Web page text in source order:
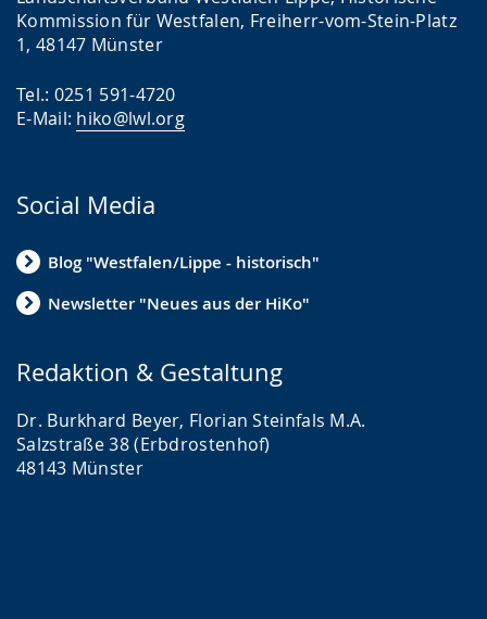
Kommission für Westfalen, Freiherr-vom-Stein-Platz
1, 48147 Münster
Tel.: 0251 591-4720
E-Mail: hiko@lwl.org
Social Media
Blog "Westfalen/Lippe - historisch"
Newsletter "Neues aus der HiKo"
Redaktion & Gestaltung
Dr. Burkhard Beyer, Florian Steinfals M.A.
Salzstraße 38 (Erbdrostenhof)
48143 Münster